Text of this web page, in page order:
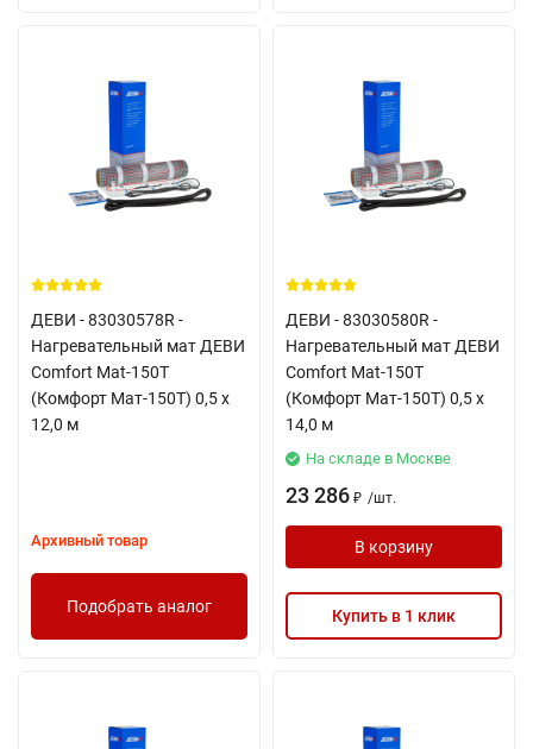
ДЕВИ - 83030578R -
Нагревательный мат ДЕВИ
Comfort Mat-150T
(Комфорт Мат-150Т) 0,5 х
12,0 м
Архивный товар
Подобрать аналог
ДЕВИ - 83030580R -
Нагревательный мат ДЕВИ
Comfort Mat-150T
(Комфорт Мат-150Т) 0,5 х
14,0 м
На складе в Москве
23 286 ₽ /шт.
В корзину
Купить в 1 клик